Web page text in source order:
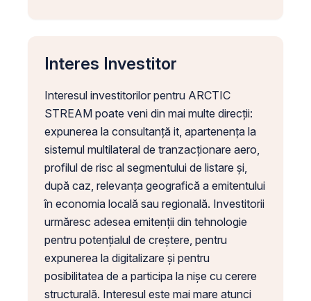
Interes Investitor
Interesul investitorilor pentru ARCTIC
STREAM poate veni din mai multe direcții:
expunerea la consultanță it, apartenența la
sistemul multilateral de tranzacționare aero,
profilul de risc al segmentului de listare și,
după caz, relevanța geografică a emitentului
în economia locală sau regională. Investitorii
urmăresc adesea emitenții din tehnologie
pentru potențialul de creștere, pentru
expunerea la digitalizare și pentru
posibilitatea de a participa la nișe cu cerere
structurală. Interesul este mai mare atunci